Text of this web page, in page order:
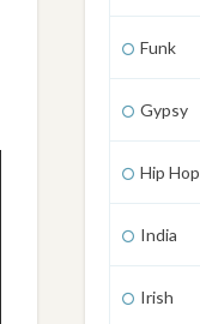
Funk
Gypsy
Hip Hop
India
Irish